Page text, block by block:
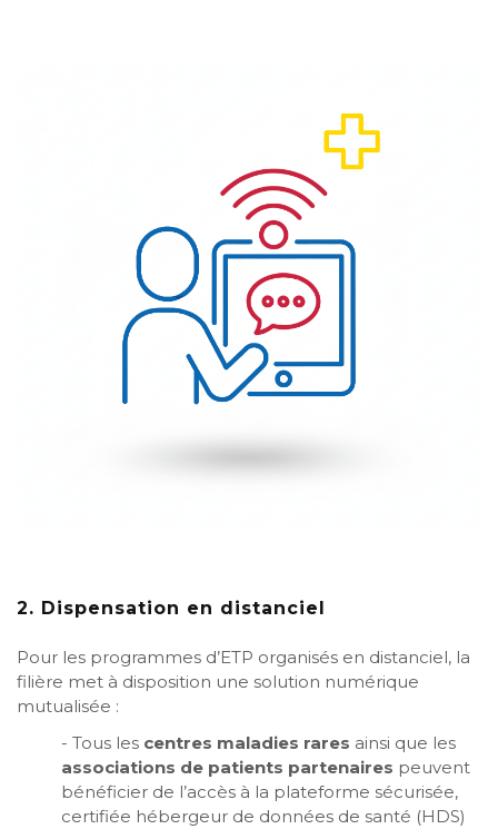
2. Dispensation en distanciel
Pour les programmes d’ETP organisés en distanciel, la
filière met à disposition une solution numérique
mutualisée :
- Tous les centres maladies rares ainsi que les
associations de patients partenaires peuvent
bénéficier de l’accès à la plateforme sécurisée,
certifiée hébergeur de données de santé (HDS)